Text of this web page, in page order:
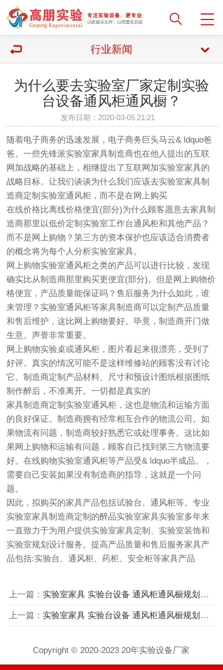
行业新闻
为什么要去实验室厂家定制实验
台设备通风柜通风橱？
发布日期：2020-03-05 21:21
随着电子商务的迅速发展，电子商务巨头马云& ldquo爸
爸。一些先锋派实验室家具制造商也在他人提出的互联
网加战略的基础上，相继提出了互联网加实验室家具的
战略目标。让我们谈谈为什么我们应该去实验室家具制
造商定制实验室通风柜，而不是在网上购买
在线价格比离线价格便宜(部分)为什么顾客愿意去家具制
造商那里以低价定制实验室工作台通风柜和其他产品？
而不是网上购物？第三方的资本保护也应该适合消费者
的概念将为每个人分析实验室家具。
网上购物实验室通风柜之类的产品可以进行比较，发现
确实比从制造商那里购买更便宜(部分)。但是网上购物价
格便宜，产品质量能保证吗？售后服务为什么如此，谁
来管理？实验室通风柜等家具制造商可以定制产品质量
和售后维护，这比网上购物要好。毕竟，制造商开门做
生意。声誉非常重要。
网上购物实验桌或通风柜，图片看起来很漂亮，受到了
好评。真实的情况可能不是这样维修站的顾客没有讨论
它。制造商定制产品材料、尺寸和预设计图纸根据图纸
制作醉后，不准离开。一切都是真实的
家具制造商定制实验室通风柜，这也是物流和运输方面
的良好保证。制造商拥有经常相互合作的物流公司。如
果物流有问题，制造商较好熟悉它或处理事务。这比如
果网上购物和运输有问题，顾客自己找到第三方物流要
好。在线购物实验室通风柜等产品受& ldquo半成品。，
需要自己安装如果没有制造商的指导，这就是一个问
题。
因此，拟购买的家具产品包括试验台、通风柜等。专业
实验室家具制造商定制的醉品实验室家具实验室多年来
一直致力于为用户提供实验室家具定制、实验室装饰和
实验室规划设计服务。提高产品质量和售后服务家具产
品包括:实验台、通风柜、药柜、安全柜等家具产品
上一篇： 实验室家具 实验台设备 通风柜通风橱规划设计及施工流程
上一篇： 实验室家具 实验台设备 通风柜通风橱规划设计及施工流程
Copyright © 2020-2023 20年实验设备厂家